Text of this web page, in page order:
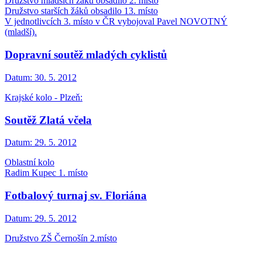
Družstvo starších žáků obsadilo 13. místo
V jednotlivcích 3. místo v ČR vybojoval Pavel NOVOTNÝ
(mladší).
Dopravní soutěž mladých cyklistů
Datum: 30. 5. 2012
Krajské kolo - Plzeň:
Soutěž Zlatá včela
Datum: 29. 5. 2012
Oblastní kolo
Radim Kupec 1. místo
Fotbalový turnaj sv. Floriána
Datum: 29. 5. 2012
Družstvo ZŠ Černošín 2.místo